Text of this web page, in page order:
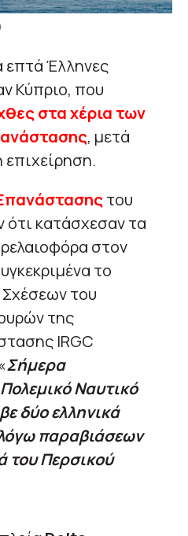
επτά Έλληνες
Κύπριο, που
στα χέρια των
, μετά
του
ότι κατάσχεσαν τα
στον
το
του
της
IRGC
Σήμερα
Ναυτικό
δύο ελληνικά
παραβιάσεων
του Περσικού